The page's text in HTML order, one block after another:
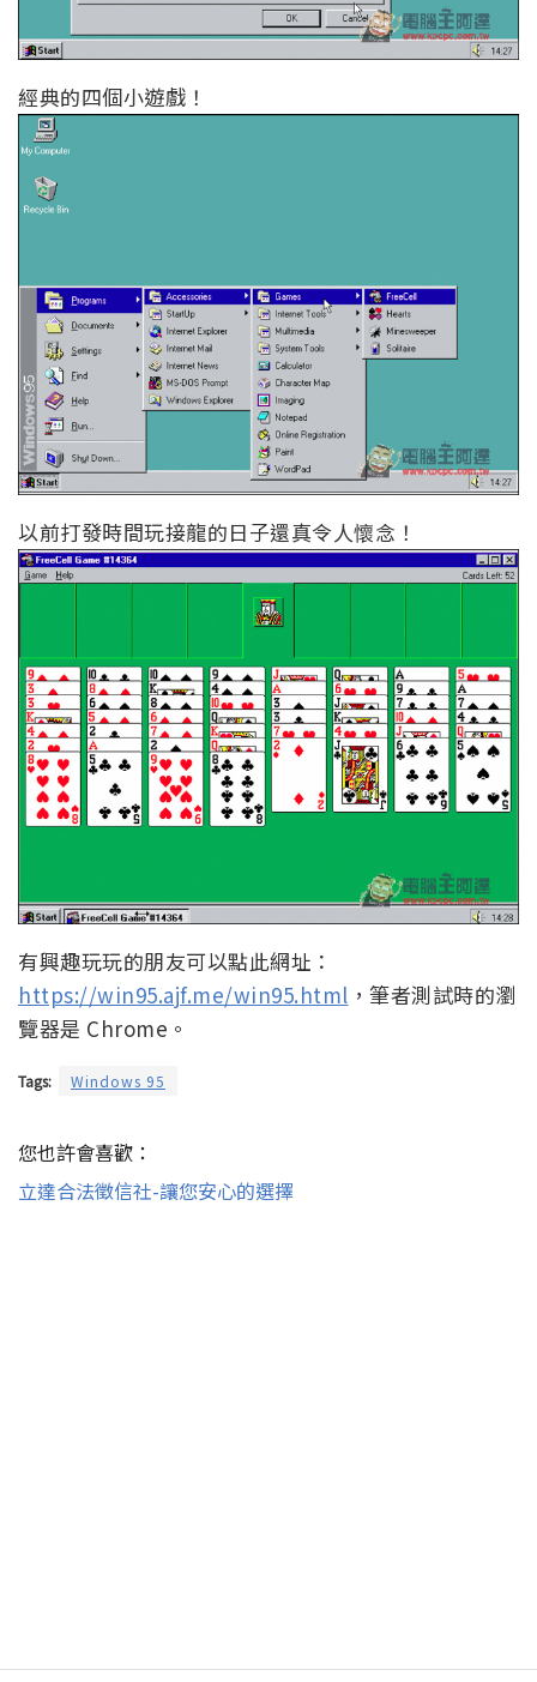
經典的四個小遊戲！
以前打發時間玩接龍的日子還真令人懷念！
有興趣玩玩的朋友可以點此網址：
https://win95.ajf.me/win95.html ，筆者測試時的瀏
覽器是 Chrome。
Tags: Windows 95
您也許會喜歡：
立達合法徵信社-讓您安心的選擇